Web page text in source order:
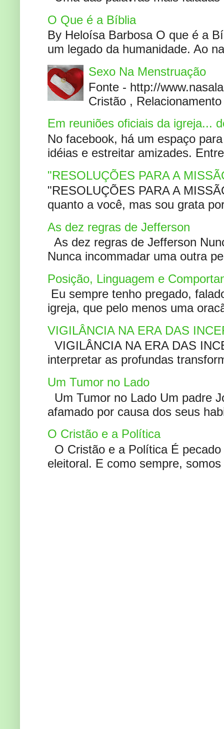
O Que é a Bíblia
By Heloísa Barbosa O que é a
um legado da humanidade. Ao
Sexo Na Menstruação
Fonte - http://
Cristão ,
Em reuniões oficiais da igreja...
No facebook, há um espaço
idéias e estreitar amizades.
"RESOLUÇÕES PARA A
"RESOLUÇÕES PARA A
quanto a você, mas sou grata
As dez regras de Jefferson
As dez regras de Jefferson
Nunca incommadar uma outra
Posição, Linguagem e
Eu sempre tenho pregado,
igreja, que pelo menos uma
VIGILÂNCIA NA ERA DAS
VIGILÂNCIA NA ERA DAS
interpretar as profundas
Um Tumor no Lado
Um Tumor no Lado Um padre
afamado por causa dos seus
O Cristão e a Política
O Cristão e a Política É
eleitoral. E como sempre,